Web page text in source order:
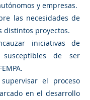
y empresas.
las necesidades de
distintos proyectos.
iniciativas de
de ser
el proceso
en el desarrollo